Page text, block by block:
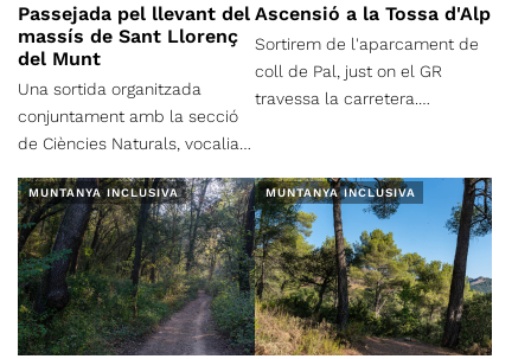
Passejada pel llevant del
massís de Sant Llorenç
del Munt
Una sortida organitzada
conjuntament amb la secció
de Ciències Naturals, vocalia
nostra secció de Muntanya
Inclusiva.
Ascensió a la Tossa d'Alp
Sortirem de l'aparcament de
coll de Pal, just on el GR
travessa la carretera.
desnivell, fins al cap del
Serrat Gran. Aquí el pendent
es suaviza i segueix la carena
dels rasos de Comabella fins
dalt la Tossa. Ens arribarem al
cim (vèrtex geodésic on
conflueixen quatre municipis:
MUNTANYA INCLUSIVA MUNTANYA INCLUSIVA